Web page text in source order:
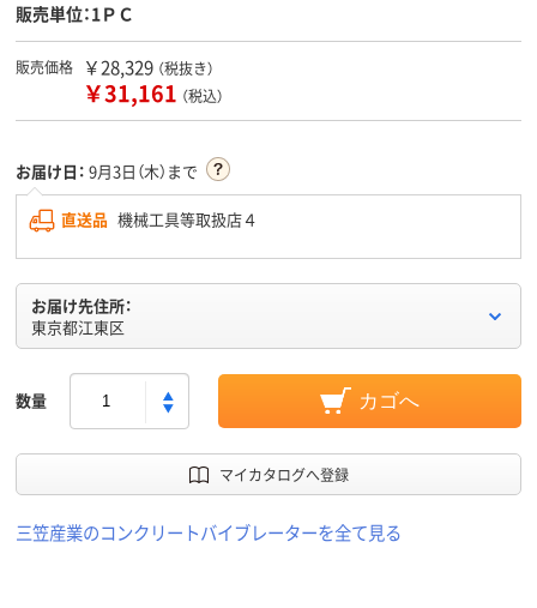
販売単位：1ＰＣ
販売価格 ￥28,329 （税抜き）
￥31,161 （税込）
お届け日： 9月3日（木）まで
直送品 機械工具等取扱店４
お届け先住所：
東京都江東区
数量 カゴへ
マイカタログへ登録
三笠産業のコンクリートバイブレーターを全て見る